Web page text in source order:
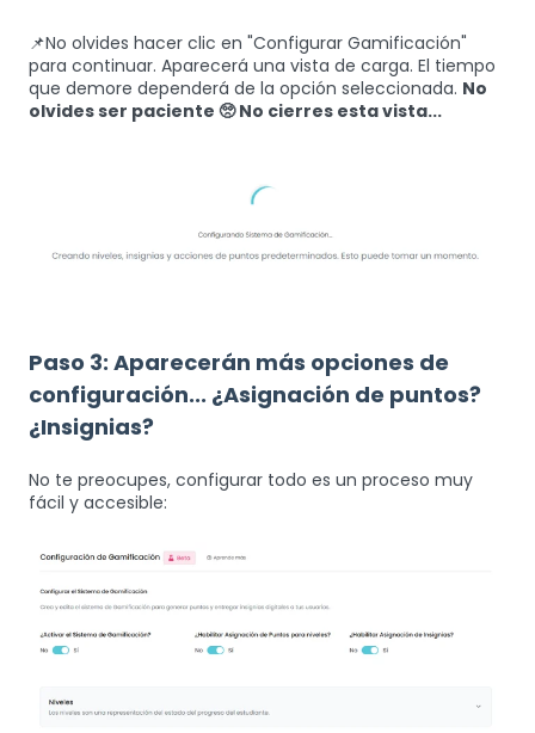
📌No olvides hacer clic en "Configurar Gamificación"
para continuar. Aparecerá una vista de carga. El tiempo
que demore dependerá de la opción seleccionada. No
olvides ser paciente 🥺 No cierres esta vista...
Paso 3: Aparecerán más opciones de
configuración... ¿Asignación de puntos?
¿Insignias?
No te preocupes, configurar todo es un proceso muy
fácil y accesible: